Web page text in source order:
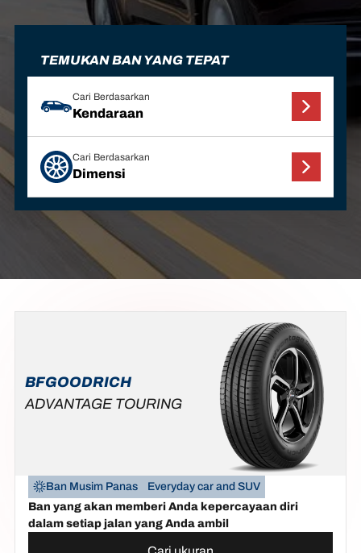
TEMUKAN BAN YANG TEPAT
Cari Berdasarkan
Kendaraan
Cari Berdasarkan
Dimensi
BFGOODRICH
ADVANTAGE TOURING
Ban Musim Panas
Everyday car and SUV
Ban yang akan memberi Anda kepercayaan diri
dalam setiap jalan yang Anda ambil